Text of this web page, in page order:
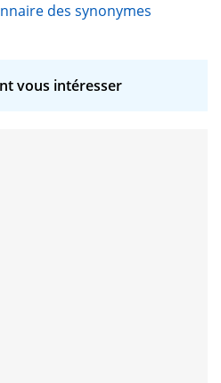
des synonymes
vous intéresser